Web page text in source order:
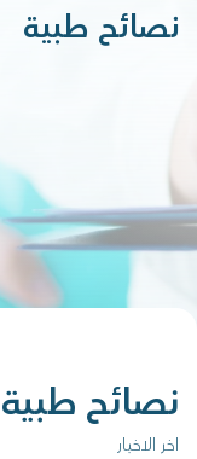
نصائح طبية
نصائح طبية
اخر الاخبار